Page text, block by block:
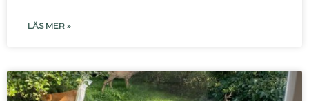
LÄS MER »